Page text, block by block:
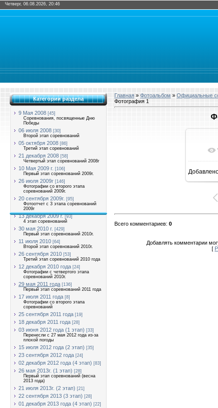
Четверг, 06.08.2026, 20:46
Категории раздела
9 Мая 2008 [45]
Соревнования, посвященные Дню
Победы
06 июля 2008 [30]
Второй этап соревнований
05 октября 2008 [86]
Третий этап соревнований
21 декабря 2008 [58]
Четвертый этап соревнований 2008г
10 Мая 2009 г. [106]
Первый этап соревнований 2009г.
26 июля 2009г [146]
Фотографии со второго этапа
соревнований 2009г.
20 сентября 2009г. [95]
Фотоотчет с 3 этапа соревнований
2009г
13 декабря 2009 г. [93]
4 этап соревнований
30 мая 2010 г. [429]
Первый этап соревнований 2010г.
11 июля 2010 [64]
Второй этап соревнований 2010г.
26 сентября 2010 [53]
Третий этап соревнований 2010 года
12 декабря 2010 года [24]
Фотографии с четвертого этапа
соревнований 2010г.
29 мая 2011 года [136]
Первый этап соревнований 2011 года
17 июля 2011 года [8]
Фотографии со второго этапа
соревнований
25 сентября 2011 года [19]
18 декабря 2011 года [28]
03 июня 2012 года (1 этап) [33]
Перенесли с 27 мая 2012 года из-за
плохой погоды
15 июля 2012 года (2 этап) [35]
23 сентября 2012 года [24]
02 декабря 2012 года (4 этап) [83]
26 мая 2013г. (1 этап) [28]
Первый этап соревнований (весна
2013 года)
21 июля 2013г. (2 этап) [21]
22 сентября 2013 (3 этап) [28]
01 декабря 2013 года (4 этап) [22]
Главная » Фотоальбом » Официальные
Фотография 1
Всего комментариев: 0
Добавлять комментарии
[